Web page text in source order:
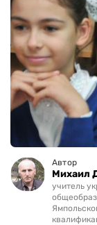
Автор
Михаил
учитель